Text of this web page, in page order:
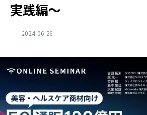
実践編～
2024-06-26